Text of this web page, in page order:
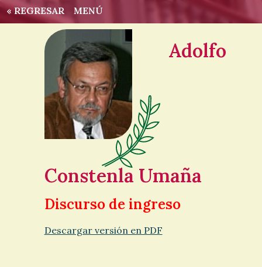
« REGRESAR MENÚ
Adolfo
Constenla Umaña
Discurso de ingreso
Descargar versión en PDF